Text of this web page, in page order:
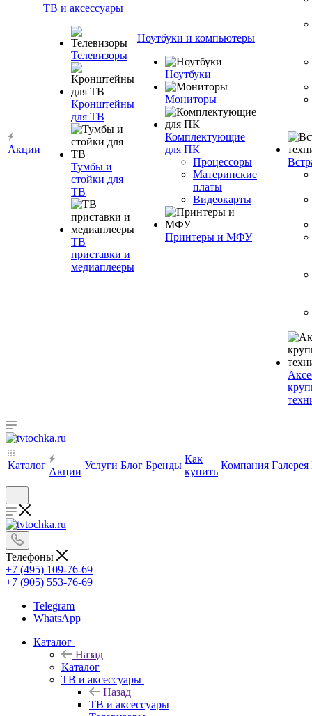
Акции
ТВ и аксессуары
Телевизоры
Кронштейны
для ТВ
Тумбы и
стойки для
ТВ
ТВ
приставки и
медиаплееры
Ноутбуки и компьютеры
Ноутбуки
Мониторы
Комплектующие
для ПК
Процессоры
Материнские
платы
Видеокарты
Принтеры и МФУ
Каталог
Акции
Услуги Блог Бренды
Как
купить
Компания Галерея
Телефоны
+7 (495) 109-76-69
+7 (905) 553-76-69
Telegram
WhatsApp
Каталог
Назад
Каталог
ТВ и аксессуары
Назад
ТВ и аксессуары